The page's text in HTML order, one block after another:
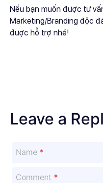
Nếu bạn muốn được tư
Marketing/Branding độc
được hỗ trợ nhé!
Leave a
Comment *
Name *